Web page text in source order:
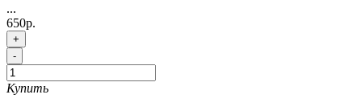
...
650р.
+
-
Купить